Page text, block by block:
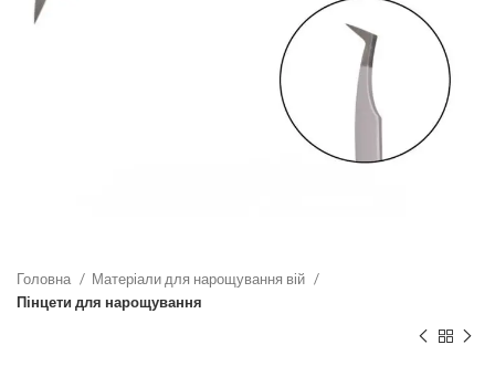
Головна
Матеріали для нарощування вій
Пінцети для нарощування